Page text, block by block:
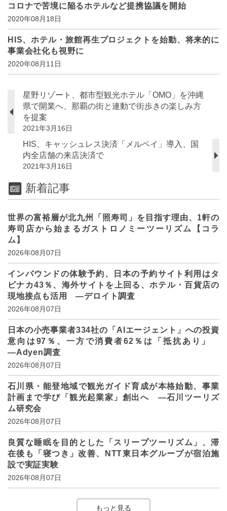
コロナで苦境に陥るホテルなど提携協議を開始
2020年08月18日
HIS、ホテル・旅館再生プロジェクトを始動、将来的に
事業会社化も視野に
2020年08月11日
星野リゾート、都市型観光ホテル「OMO」を沖縄
県で開業へ、那覇の街と連動で街歩きの楽しみ方
を提案
2021年3月16日
HIS、キャッシュレス決済「メルペイ」導入、国
内全店舗の来店決済で
2021年3月16日
新着記事
世界の富裕層が北九州「照寿司」を目指す理由、1軒の
寿司店から始まるガストロノミーツーリズム【コラ
ム】
2026年08月07日
インバウンドの体験予約、日本の予約サイト利用はタ
ビナカ43％、海外サイトを上回る、ホテル・百貨店の
現地接点も活用 ―デロイト調査
2026年08月07日
日本の小売事業者334社の「AIエージェント」への投資
意向は97％、一方で消費者62％は「抵抗あり」
―Adyen調査
2026年08月07日
石川県・能登地域で観光ガイド育成が本格始動、事業
計画まで学び「観光起業家」創出へ ―石川ツーリズ
ム研究会
2026年08月07日
良質な睡眠を目的とした「スリープツーリズム」、滞
在後も「寝つき」改善、NTT東日本グループが宿泊施
設で実証実験
2026年08月07日
もっと見る